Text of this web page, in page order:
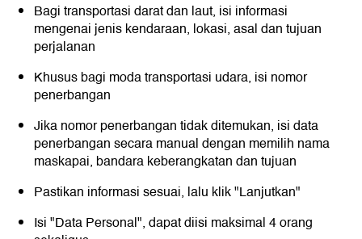
Bagi transportasi darat dan laut, isi informasi
mengenai jenis kendaraan, lokasi, asal dan tujuan
perjalanan
Khusus bagi moda transportasi udara, isi nomor
penerbangan
Jika nomor penerbangan tidak ditemukan, isi data
penerbangan secara manual dengan memilih nama
maskapai, bandara keberangkatan dan tujuan
Pastikan informasi sesuai, lalu klik "Lanjutkan"
Isi "Data Personal", dapat diisi maksimal 4 orang